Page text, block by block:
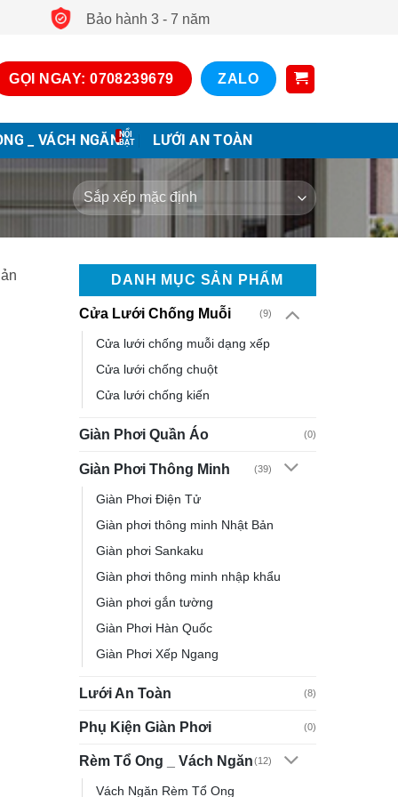
Bảo hành 3 - 7 năm
GỌI NGAY: 0708239679 ZALO
_ VÁCH NGĂN LƯỚI AN TOÀN
DANH MỤC SẢN PHẨM
Cửa Lưới Chống Muỗi (9)
Cửa lưới chống muỗi dạng xếp
Cửa lưới chống chuột
Cửa lưới chống kiến
Giàn Phơi Quần Áo (0)
Giàn Phơi Thông Minh (39)
Giàn Phơi Điện Tử
Giàn phơi thông minh Nhật Bản
Giàn phơi Sankaku
Giàn phơi thông minh nhập khẩu
Giàn phơi gắn tường
Giàn Phơi Hàn Quốc
Giàn Phơi Xếp Ngang
Lưới An Toàn (8)
Phụ Kiện Giàn Phơi (0)
Rèm Tổ Ong _ Vách Ngăn(12)
Vách Ngăn Rèm Tổ Ong